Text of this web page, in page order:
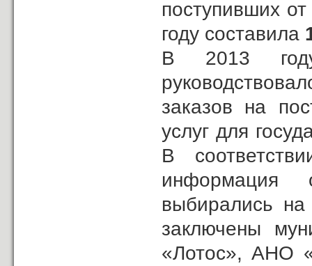
поступивших
году составила
В 2013
заказов на
услуг для
В
информация
выбирались на
заключены
«Лотос», АНО